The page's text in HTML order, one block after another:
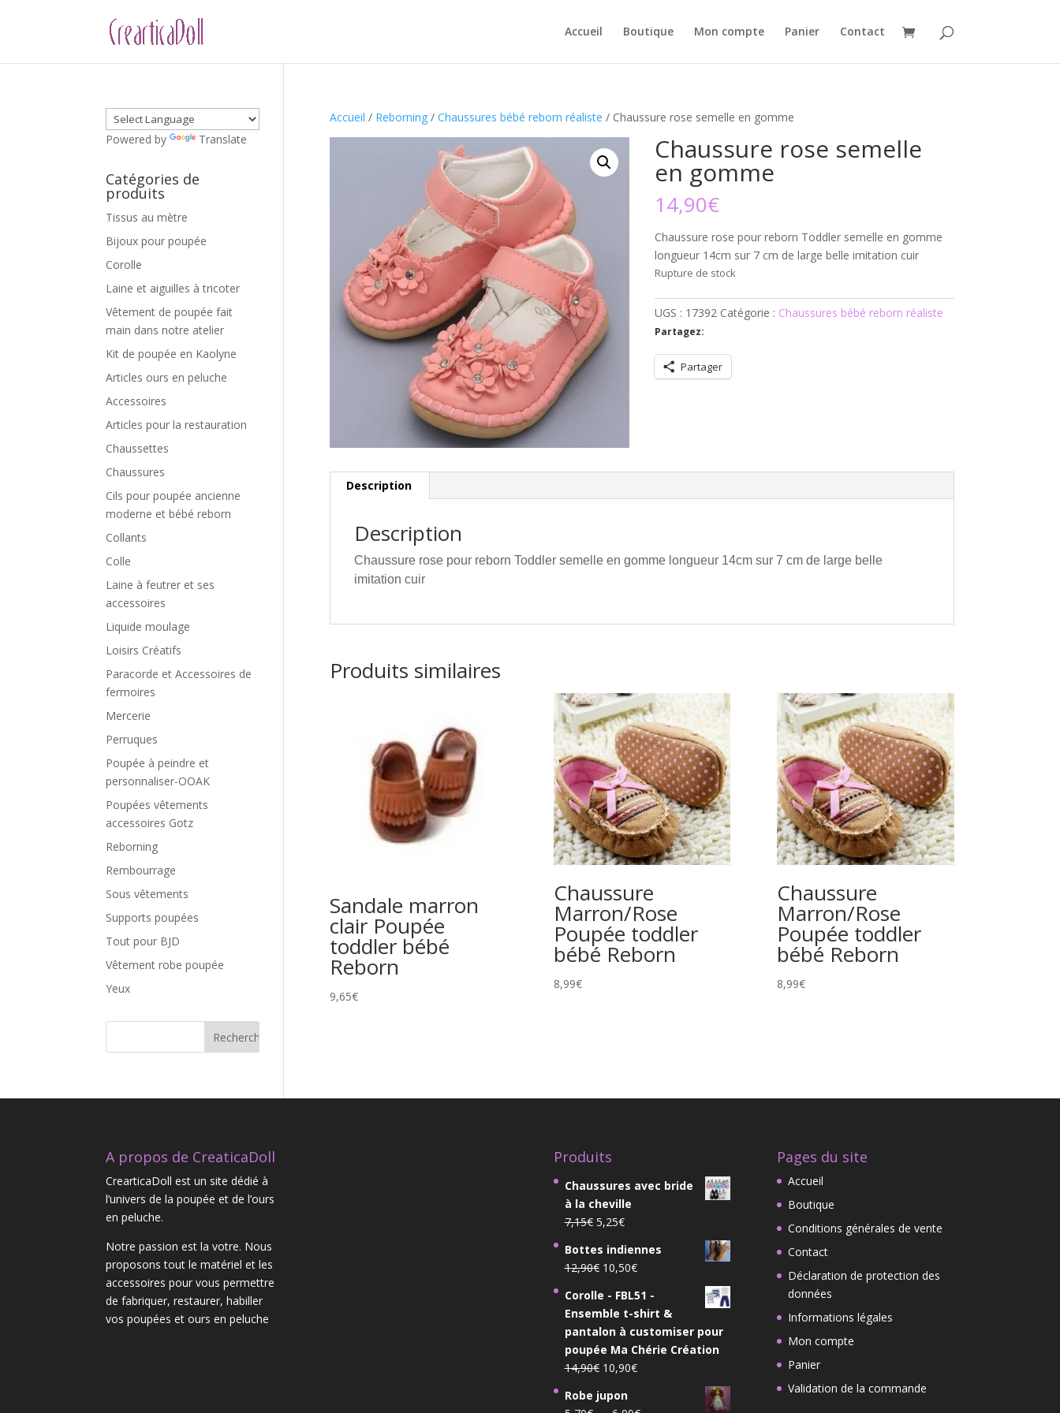
Accueil Boutique Mon compte Panier Contact
Accueil / Reborning/ Chaussures bébé reborn réaliste / Chaussure rose semelle en gomme
Chaussure rose semelle
en gomme
14,90€
Chaussure rose pour reborn Toddler semelle en gomme
longueur 14cm sur 7 cm de large belle imitation cuir
Rupture de stock
UGS : 17392 Catégorie : Chaussures bébé reborn réaliste
Partagez:
Partager
Description
Description
Chaussure rose pour reborn Toddler semelle en gomme longueur 14cm sur 7 cm de large belle
imitation cuir
Produits similaires
Sandale marron
clair Poupée
toddler bébé
Reborn
9,65€
Chaussure
Marron/Rose
Poupée toddler
bébé Reborn
8,99€
Chaussure
Marron/Rose
Poupée toddler
bébé Reborn
8,99€
Powered by Translate
Catégories de
produits
Tissus au mètre
Bijoux pour poupée
Corolle
Laine et aiguilles à tricoter
Vêtement de poupée fait
main dans notre atelier
Kit de poupée en Kaolyne
Articles ours en peluche
Accessoires
Articles pour la restauration
Chaussettes
Chaussures
Cils pour poupée ancienne
moderne et bébé reborn
Collants
Colle
Laine à feutrer et ses
accessoires
Liquide moulage
Loisirs Créatifs
Paracorde et Accessoires de
fermoires
Mercerie
Perruques
Poupée à peindre et
personnaliser-OOAK
Poupées vêtements
accessoires Gotz
Reborning
Rembourrage
Sous vêtements
Supports poupées
Tout pour BJD
Vêtement robe poupée
Yeux
A propos de CreaticaDoll
CrearticaDoll est un site dédié à
l’univers de la poupée et de l’ours
en peluche.
Notre passion est la votre. Nous
proposons tout le matériel et les
accessoires pour vous permettre
de fabriquer, restaurer, habiller
vos poupées et ours en peluche
Produits
Chaussures avec bride
à la cheville
7,15€ Le
initial
était :
7,15€.
5,25€Le
actuel
est :
5,25€.
Bottes indiennes
12,90€ Le
initial
était :
12,90€.
10,50€Le
actuel
est :
10,50€.
Corolle - FBL51 -
Ensemble t-shirt &
pantalon à customiser pour
poupée Ma Chérie Création
14,90€ Le
initial
10,90€Le
Robe jupon
Pages du site
Accueil
Boutique
Conditions générales de vente
Contact
Déclaration de protection des
données
Informations légales
Mon compte
Panier
Validation de la commande